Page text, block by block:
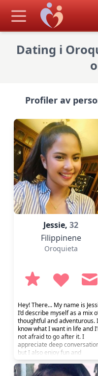
Dating i
Profiler av
Jessie,32
Filippinene
Oroquieta
Hey! There... My name is
I’d describe myself as a mix
thoughtful and adventurous. I
know what I want in life and
not afraid to go after it. I
appreciate deep
but I also enjoy fun and
laughter. If you’re someone
who values honesty and good